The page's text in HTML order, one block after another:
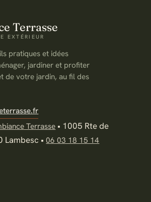
Terrasse
EXTÉRIEUR
pratiques et idées
jardiner et profiter
de votre jardin, au fil des
Terrasse • 1005 Rte de
Lambesc •06 03 18 15 14